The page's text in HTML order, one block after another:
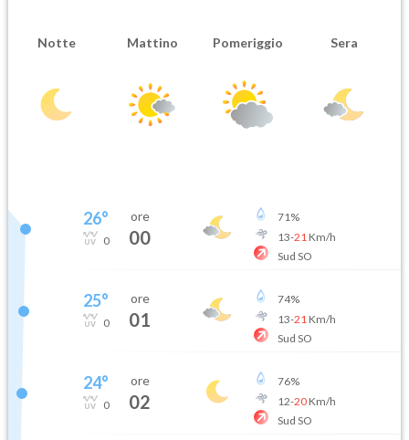
Notte Mattino Pomeriggio Sera
26°
0
ore
00
71%
13-21 Km/h
Sud SO
25°
0
ore
01
74%
13-21 Km/h
Sud SO
24°
0
ore
02
76%
12-20Km/h
Sud SO